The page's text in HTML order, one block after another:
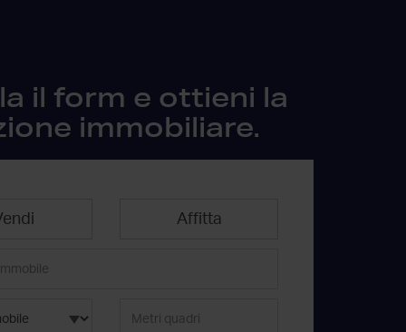
il form e ottieni la
immobiliare.
Affitta